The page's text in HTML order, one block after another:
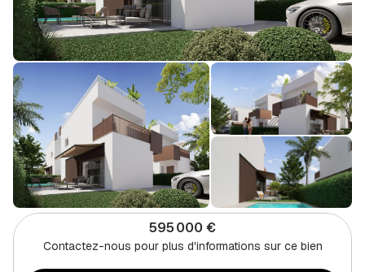
595 000 €
Contactez-nous pour plus d'informations sur ce bien